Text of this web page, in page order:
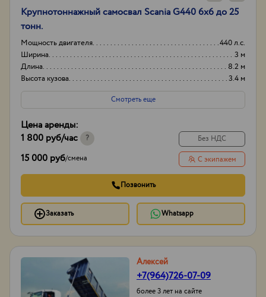
Крупнотоннажный самосвал Scania G440 6х6 до 25
тонн.
Мощность двигателя
440 л.с.
Ширина
3 м
Длина
8.2 м
Высота кузова
3.4 м
Смотреть еще
Цена аренды:
1 800 руб/час ?
15 000 руб/смена
Без НДС
С экипажем
Позвонить
Заказать Whatsapp
Алексей
+7(964)726-07-09
более 3 лет на сайте